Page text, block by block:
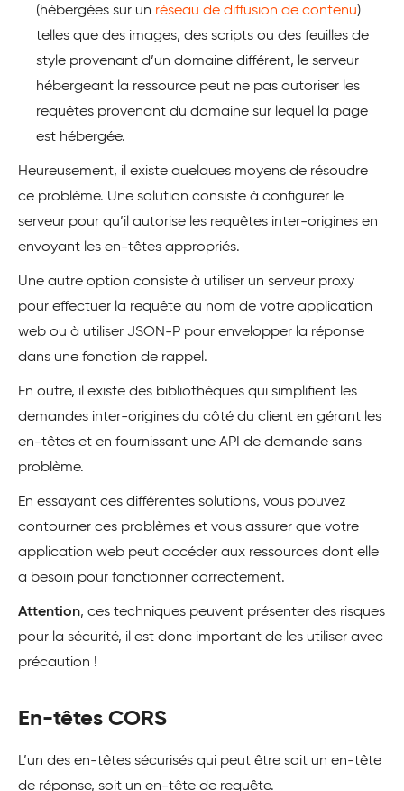
(hébergées sur un réseau de diffusion de contenu)
telles que des images, des scripts ou des feuilles de
style provenant d’un domaine différent, le serveur
hébergeant la ressource peut ne pas autoriser les
requêtes provenant du domaine sur lequel la page
est hébergée.
Heureusement, il existe quelques moyens de résoudre
ce problème. Une solution consiste à configurer le
serveur pour qu’il autorise les requêtes inter-origines en
envoyant les en-têtes appropriés.
Une autre option consiste à utiliser un serveur proxy
pour effectuer la requête au nom de votre application
web ou à utiliser JSON-P pour envelopper la réponse
dans une fonction de rappel.
En outre, il existe des bibliothèques qui simplifient les
demandes inter-origines du côté du client en gérant les
en-têtes et en fournissant une API de demande sans
problème.
En essayant ces différentes solutions, vous pouvez
contourner ces problèmes et vous assurer que votre
application web peut accéder aux ressources dont elle
a besoin pour fonctionner correctement.
Attention, ces techniques peuvent présenter des risques
pour la sécurité, il est donc important de les utiliser avec
précaution !
En-têtes CORS
L’un des en-têtes sécurisés qui peut être soit un en-tête
de réponse, soit un en-tête de requête.